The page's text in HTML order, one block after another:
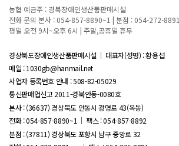
농협 예금주 : 경북장애인생산품판매시설
전화 문의 본사 : 054-857-8890~1 | 분점 : 054-272-8891
평일 오전 9시~오후 6시 | 주말,공휴일 휴무
경상북도장애인생산품판매시설
대표자(성명) : 황용섭
메일 : 1030gb@hanmail.net
사업자 등록번호 안내 :508-82-05029
통신판매업신고 2011-경북안동-0080호
본사 : (36637) 경상북도 안동시 광명로 43(옥동)
전화 : 054-857-8890~1
팩스 : 054-857-8892
분점 : (37811) 경상북도 포항시 남구 중앙로 32